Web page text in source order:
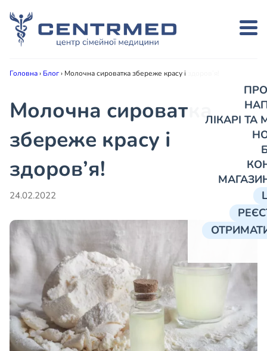
ЛІКАРІ
Головна› Блог› Молочна сироватка збереже красу і здоров’я!
Молочна сироватка
збереже красу і
здоров’я!
24.02.2022